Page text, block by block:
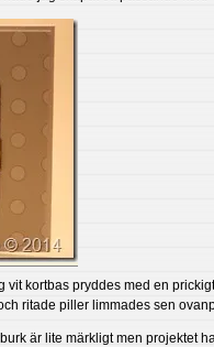
vit kortbas pryddes med en
ritade piller limmades sen
är lite märkligt men projektet